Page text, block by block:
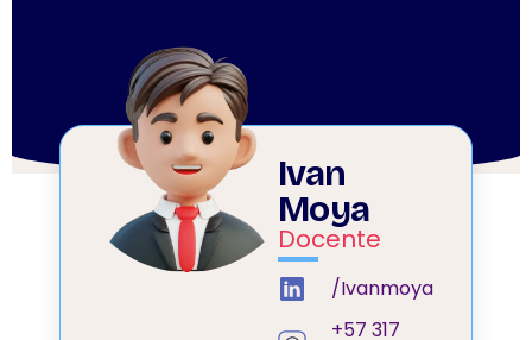
Ivan
Moya
Docente
/Ivanmoya
+57 317